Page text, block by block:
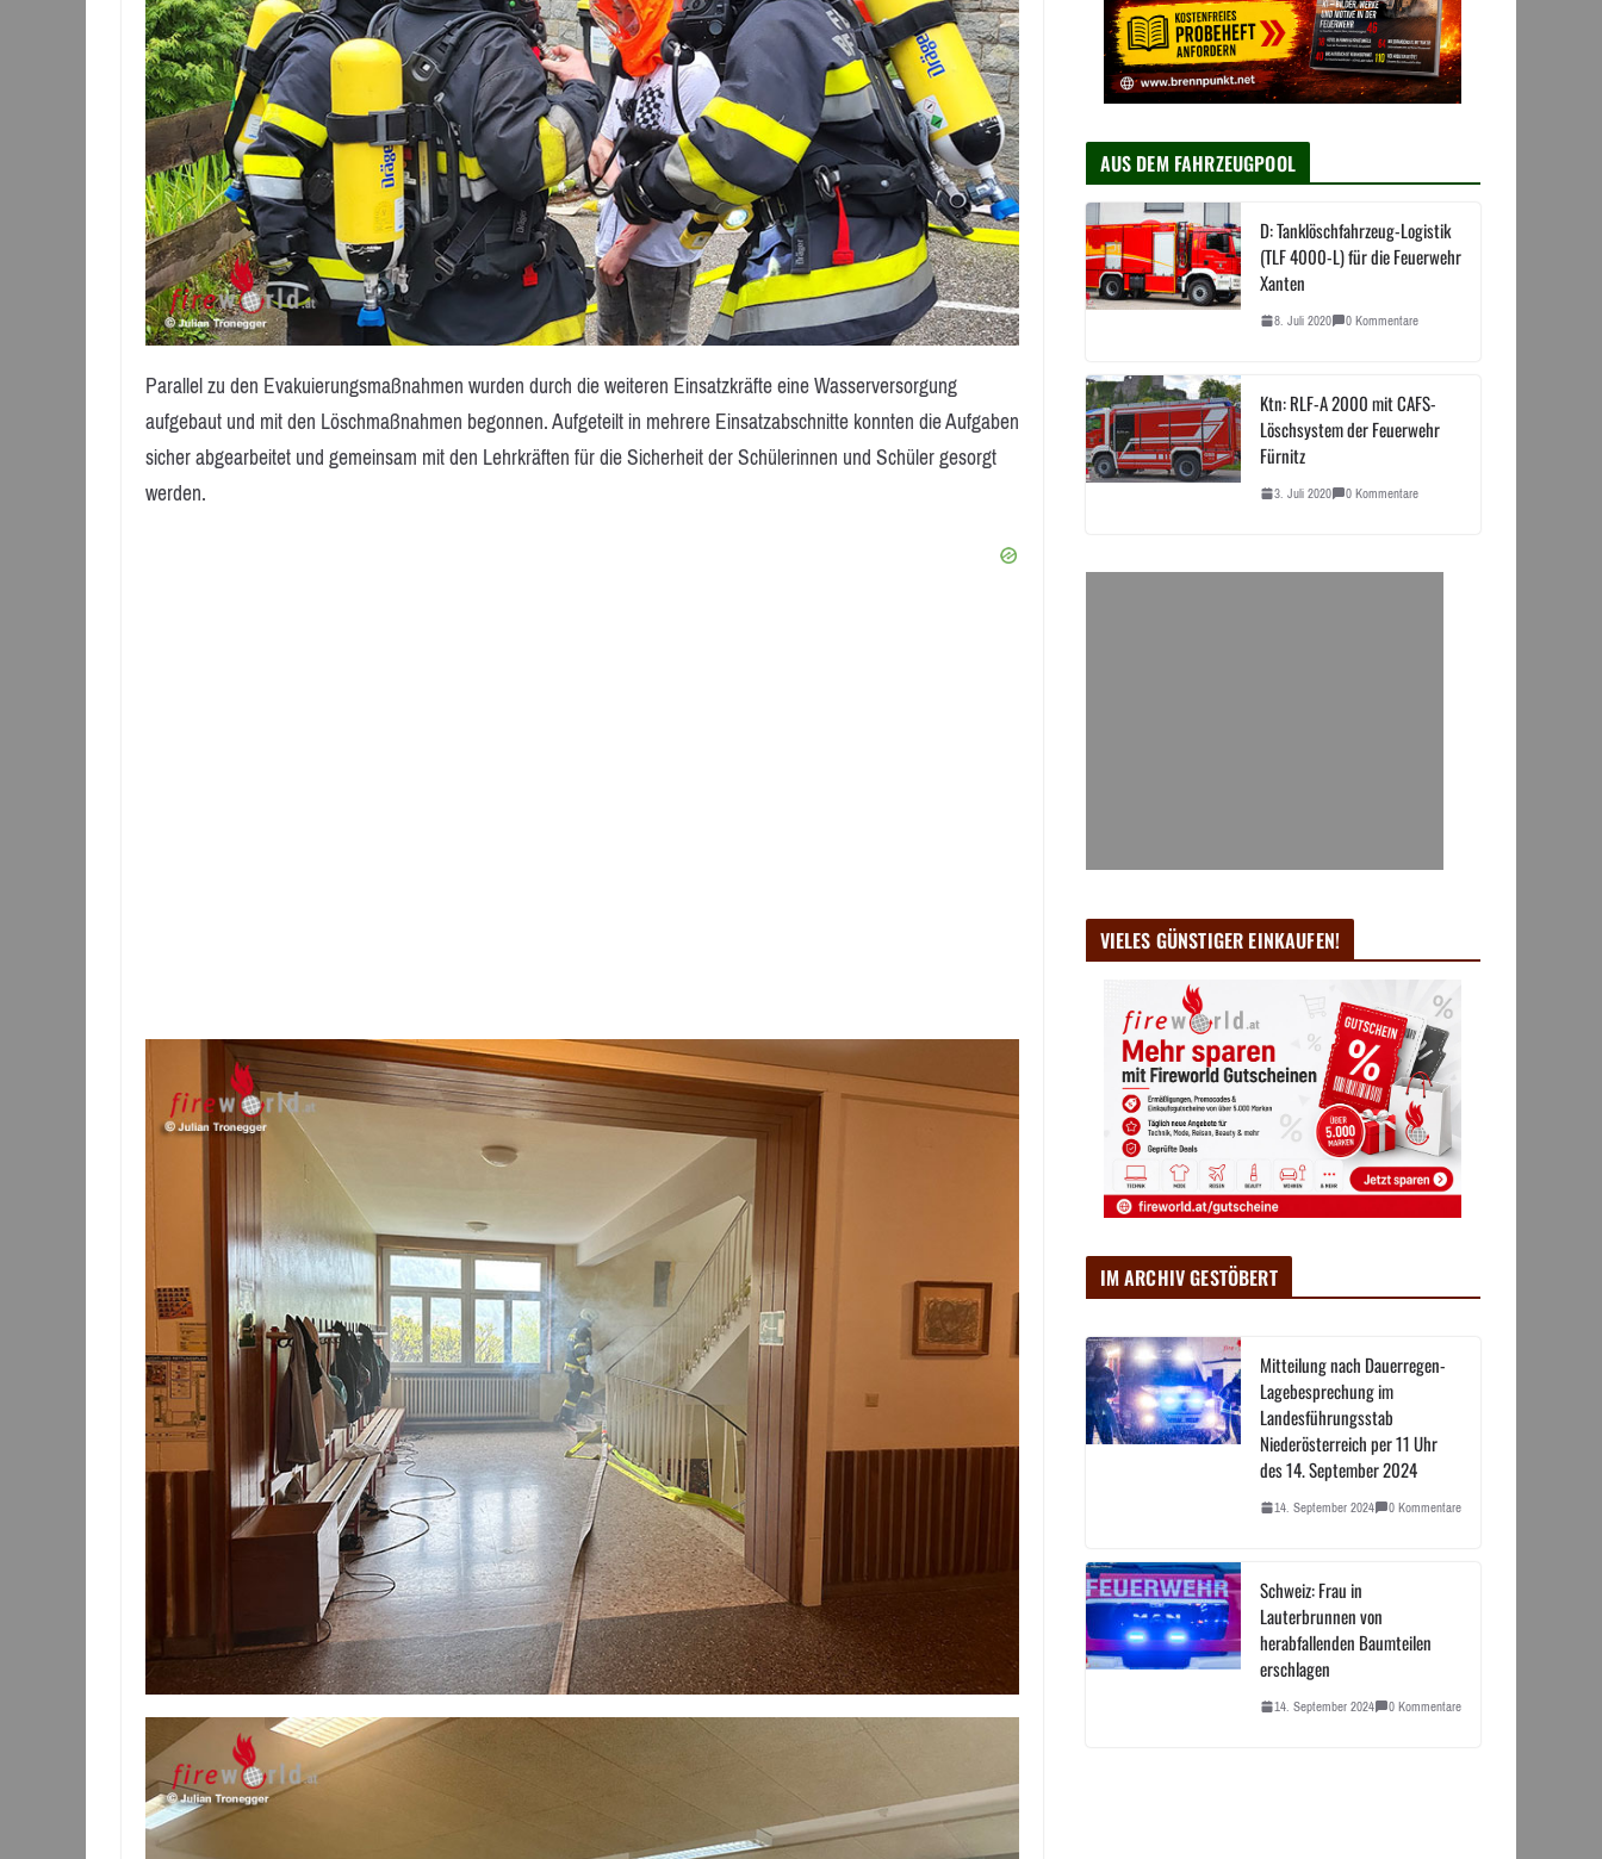
Parallel zu den Evakuierungsmaßnahmen wurden durch die weiteren Einsatzkräfte eine Wasserversorgung
aufgebaut und mit den Löschmaßnahmen begonnen. Aufgeteilt in mehrere Einsatzabschnitte konnten die Aufgaben
sicher abgearbeitet und gemeinsam mit den Lehrkräften für die Sicherheit der Schülerinnen und Schüler gesorgt
werden.
AUS DEM FAHRZEUGPOOL
D: Tanklöschfahrzeug-Logistik
(TLF 4000-L) für die Feuerwehr
Xanten
8. Juli 2020 0 Kommentare
Ktn: RLF-A 2000 mit CAFS-
Löschsystem der Feuerwehr
Fürnitz
3. Juli 2020 0 Kommentare
VIELES GÜNSTIGER EINKAUFEN!
IM ARCHIV GESTÖBERT
Mitteilung nach Dauerregen-
Lagebesprechung im
Landesführungsstab
Niederösterreich per 11 Uhr
des 14. September 2024
14. September 2024 0 Kommentare
Schweiz: Frau in
Lauterbrunnen von
herabfallenden Baumteilen
erschlagen
14. September 2024 0 Kommentare